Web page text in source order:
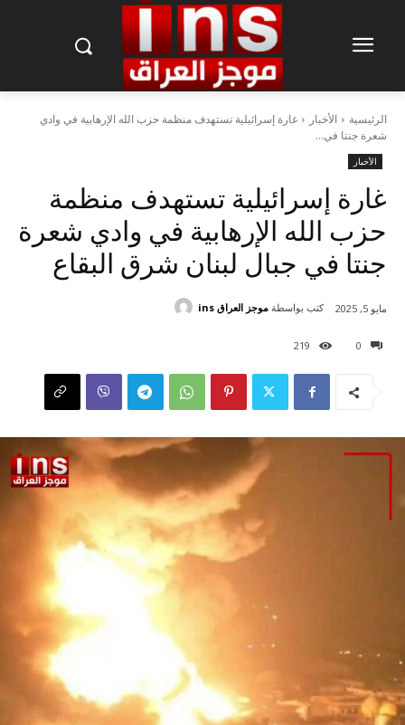
الرئيسية الأخبار
غارة إسرائيلية تستهدف منظمة حزب الله الإرهابية في وادي
شعرة جنتا في...
الأخبار
غارة إسرائيلية تستهدف منظمة
حزب الله الإرهابية في وادي شعرة
جنتا في جبال لبنان شرق البقاع
0
219
مايو 5, 2025 كتب بواسطة موجز العراق ins